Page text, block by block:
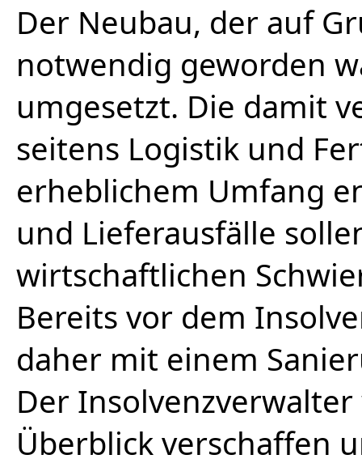
Der Neubau, der auf
notwendig geworden
umgesetzt. Die damit
seitens Logistik und
erheblichem Umfang
und Lieferausfälle
wirtschaftlichen
Bereits vor dem
daher mit einem
Der
Überblick verschaffen